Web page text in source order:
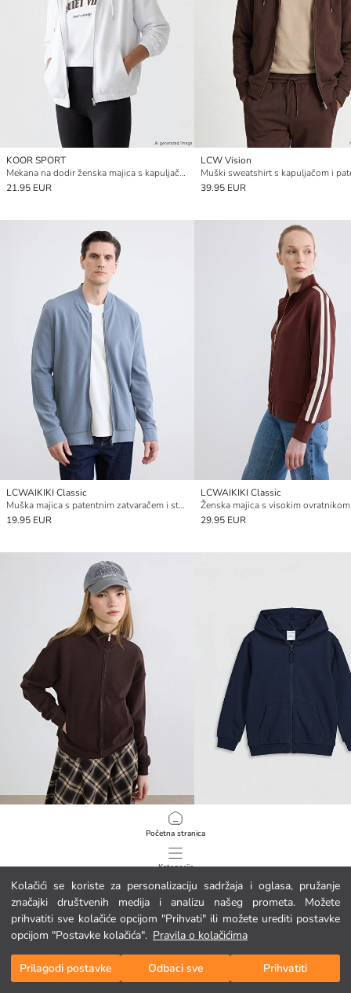
Kolačići se koriste za personalizaciju sadržaja i oglasa, pružanje
značajki društvenih medija i analizu našeg prometa. Možete
prihvatiti sve kolačiće opcijom "Prihvati" ili možete urediti postavke
opcijom "Postavke kolačića". Pravila o kolačićima
Prilagodi postavke Odbaci sve Prihvatiti
Početna stranica
Kategorije
Moja košarica
KOOR SPORT
Mekana na dodir ženska majica s kapuljačom s patentnim zatvaračem
21.95 EUR
LCW Vision
Muški sweatshirt s kapuljačom i
39.95 EUR
LCWAIKIKI Classic
Muška majica s patentnim zatvaračem i standardnim krojem, ovratnikom za fakultet
19.95 EUR
LCWAIKIKI Classic
29.95 EUR
Ženska majica s visokim ovratnikom i patentnim zatvaračem prevelike veličine